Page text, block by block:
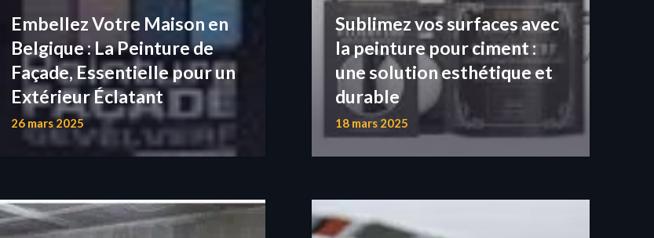
Embellez Votre Maison en
Belgique : La Peinture de
Façade, Essentielle pour un
Extérieur Éclatant
26 mars 2025
Sublimez vos surfaces avec
la peinture pour ciment :
une solution esthétique et
durable
18 mars 2025